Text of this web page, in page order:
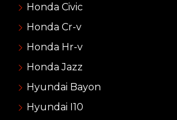
Honda Civic
Honda Cr-v
Honda Hr-v
Honda Jazz
Hyundai Bayon
Hyundai I10